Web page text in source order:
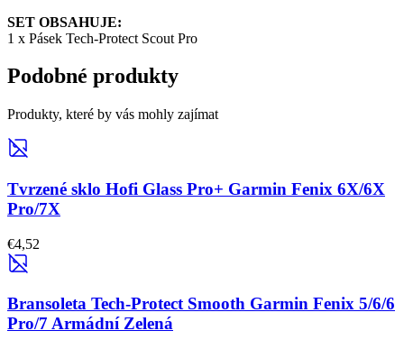
SET OBSAHUJE:
1 x Pásek Tech-Protect Scout Pro
Podobné produkty
Produkty, které by vás mohly zajímat
Tvrzené sklo Hofi Glass Pro+ Garmin Fenix 6X/6X
Pro/7X
€4,52
Bransoleta Tech-Protect Smooth Garmin Fenix 5/6/6
Pro/7 Armádní Zelená